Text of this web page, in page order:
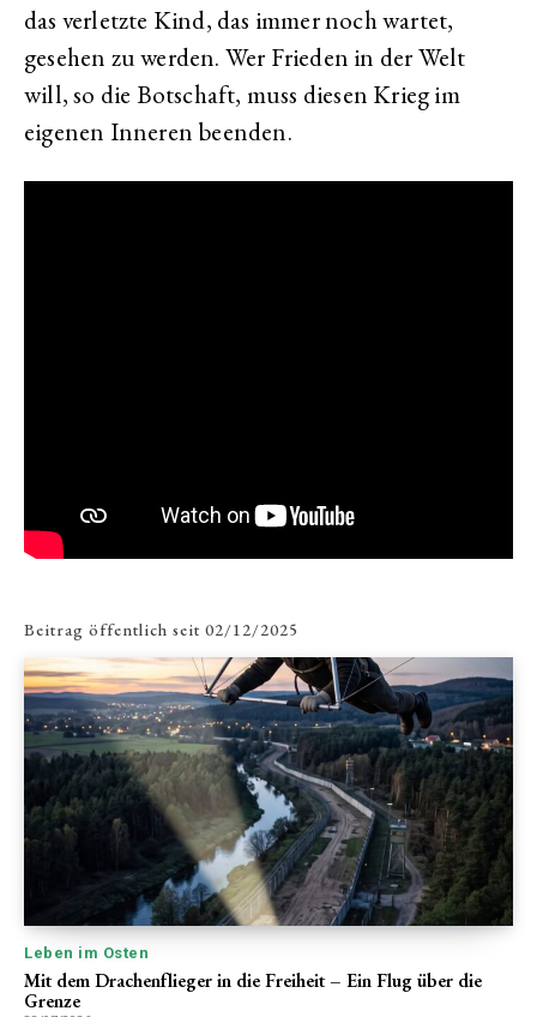
das verletzte Kind, das immer noch wartet,
gesehen zu werden. Wer Frieden in der Welt
will, so die Botschaft, muss diesen Krieg im
eigenen Inneren beenden.
Beitrag öffentlich seit 02/12/2025
Leben im Osten
Mit dem Drachenflieger in die Freiheit – Ein Flug über die
Grenze